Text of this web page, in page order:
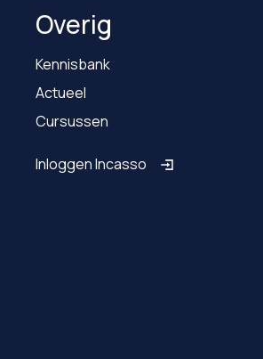
Overig
Kennisbank
Actueel
Cursussen
Inloggen Incasso